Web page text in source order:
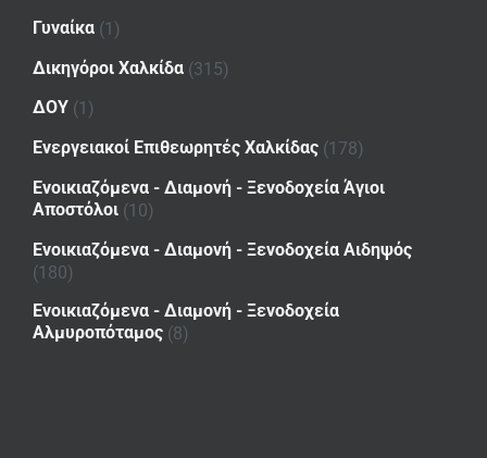
Γυναίκα (1)
Δικηγόροι Χαλκίδα (315)
ΔΟΥ (1)
Ενεργειακοί Επιθεωρητές Χαλκίδας (178)
Ενοικιαζόμενα - Διαμονή - Ξενοδοχεία Άγιοι
Αποστόλοι (10)
Ενοικιαζόμενα - Διαμονή - Ξενοδοχεία Αιδηψός
(180)
Ενοικιαζόμενα - Διαμονή - Ξενοδοχεία
Αλμυροπόταμος (8)